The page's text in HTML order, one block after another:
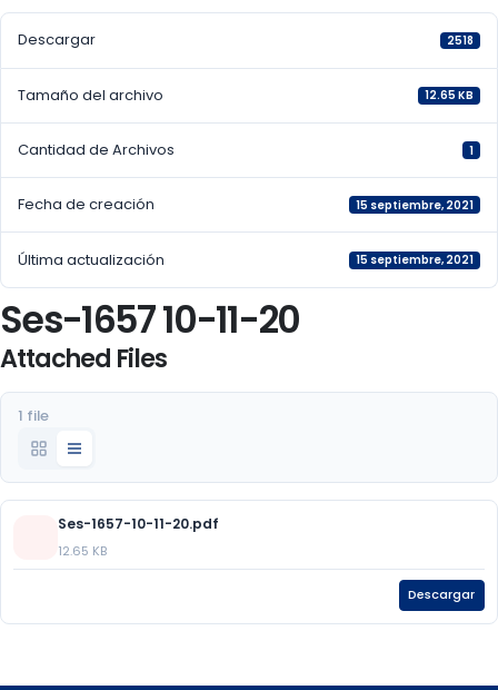
Descargar 2518
Tamaño del archivo 12.65 KB
Cantidad de Archivos 1
Fecha de creación 15 septiembre, 2021
Última actualización 15 septiembre, 2021
Ses-1657 10-11-20
Attached Files
1 file
Ses-1657-10-11-20.pdf
12.65 KB
Descargar